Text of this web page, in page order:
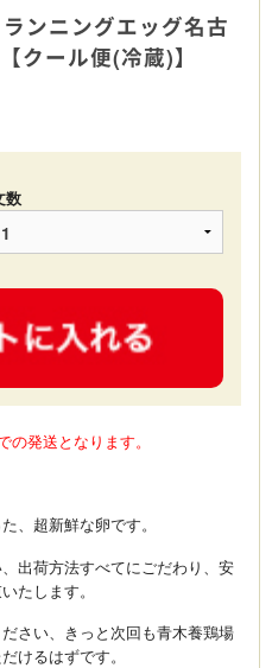
ンニングエッグ名古
クール便(冷蔵)】
数
発送となります。
、超新鮮な卵です。
出荷方法すべてにごだわり、安
たします。
さい、きっと次回も青木養鶏場
けるはずです。